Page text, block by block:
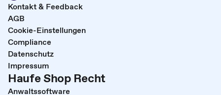
Kontakt & Feedback
AGB
Cookie-Einstellungen
Compliance
Datenschutz
Impressum
Haufe Shop Recht
Anwaltssoftware